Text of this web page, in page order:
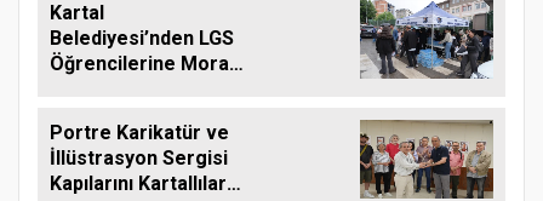
Kartal
Belediyesi’nden LGS
Öğrencilerine Moral
Portre Karikatür ve
İllüstrasyon Sergisi
Kapılarını Kartallılar